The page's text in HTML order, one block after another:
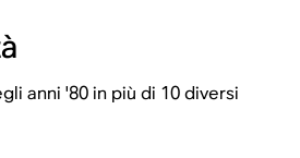
anni '80 in più di 10 diversi